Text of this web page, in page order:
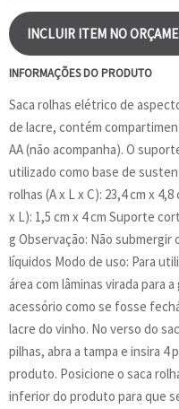
INCLUIR ITEM NO
INFORMAÇÕES DO PRODUTO
Saca rolhas elétrico de
de lacre, contém
AA (não acompanha). O
utilizado como base de
rolhas (A x L x C): 23,4 cm x
x L): 1,5 cm x 4 cm Suporte
g Observação: Não
líquidos Modo de uso: Para
área com lâminas virada para
acessório como se fosse
lacre do vinho. No verso do
pilhas, abra a tampa e insira 4
produto. Posicione o saca
inferior do produto para que